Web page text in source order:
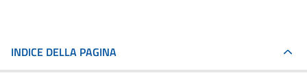
INDICE DELLA PAGINA